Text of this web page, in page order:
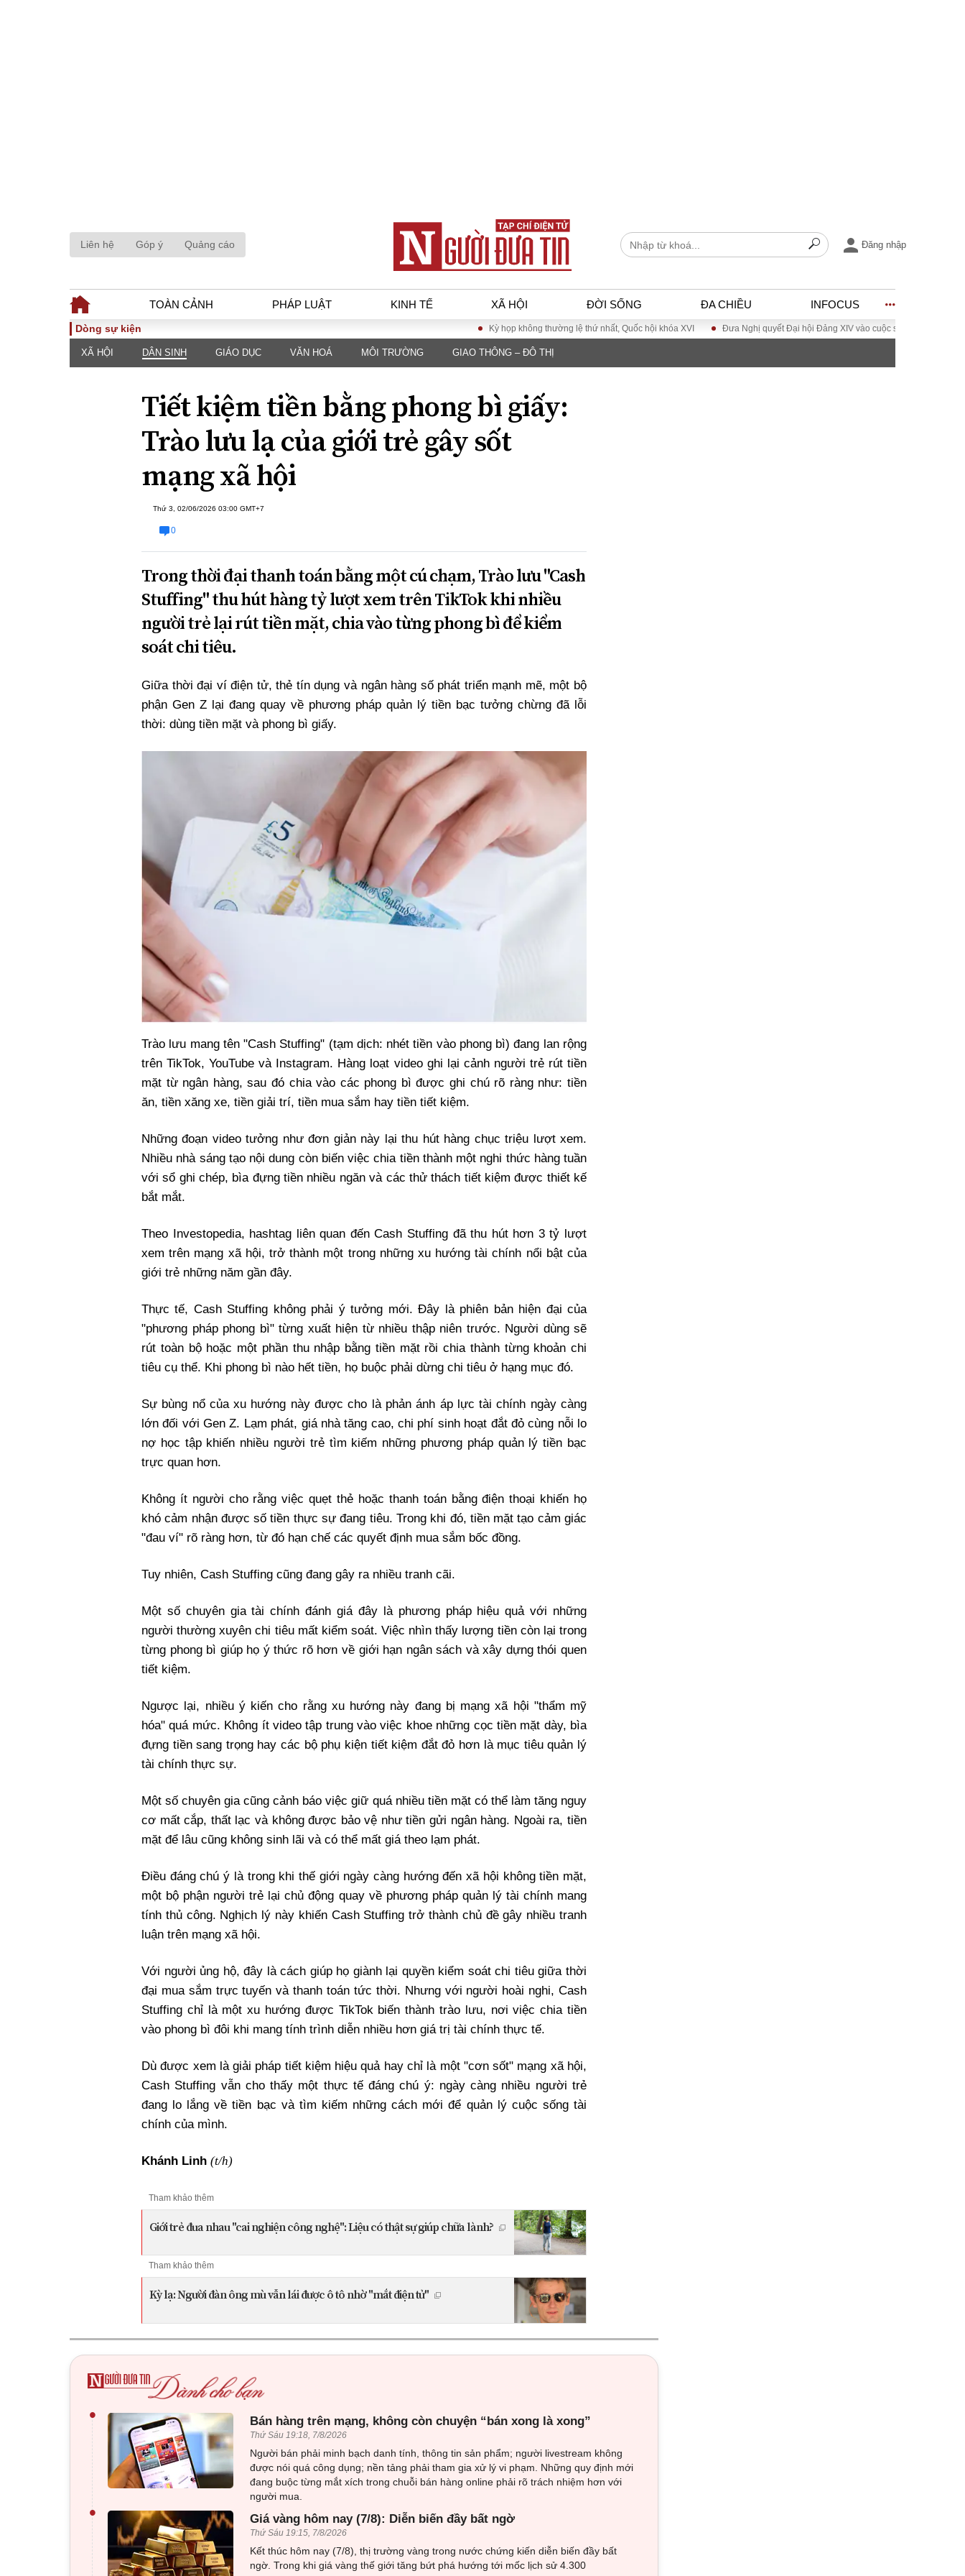
Liên hệ Góp ý Quảng cáo Đăng nhập
TOÀN CẢNH PHÁP LUẬT KINH TẾ XÃ HỘI ĐỜI SỐNG ĐA CHIỀU INFOCUS
TOÀN CẢNH
Chính sách
Đối thoại
PHÁP LUẬT
luật
Góc nhìn luật gia
Hồ sơ điều tra
Tiếng nói công dân
An ninh - Hình sự
KINH TẾ
Tài chính - Ngân
hàng
Kinh tế vĩ mô
Hồ sơ doanh
ĐA CHIỀU
Quan điểm
Xi nhan Trái Phải
INFOCUS
Dòng sự kiện Kỳ họp không thường lệ thứ nhất, Quốc hội khóa XVI Đưa Nghị quyết Đại hội Đảng XIV vào cuộc sống
XÃ HỘI DÂN SINH GIÁO DỤC VĂN HOÁ MÔI TRƯỜNG GIAO THÔNG – ĐÔ THỊ
Tiết kiệm tiền bằng phong bì giấy:
Trào lưu lạ của giới trẻ gây sốt
mạng xã hội
Thứ 3, 02/06/2026 03:00 GMT+7
0
Trong thời đại thanh toán bằng một cú chạm, Trào lưu "Cash
Stuffing" thu hút hàng tỷ lượt xem trên TikTok khi nhiều
người trẻ lại rút tiền mặt, chia vào từng phong bì để kiểm
soát chi tiêu.
Giữa thời đại ví điện tử, thẻ tín dụng và ngân hàng số phát triển mạnh mẽ, một bộ
phận Gen Z lại đang quay về phương pháp quản lý tiền bạc tưởng chừng đã lỗi
thời: dùng tiền mặt và phong bì giấy.
Trào lưu mang tên "Cash Stuffing" (tạm dịch: nhét tiền vào phong bì) đang lan rộng
trên TikTok, YouTube và Instagram. Hàng loạt video ghi lại cảnh người trẻ rút tiền
mặt từ ngân hàng, sau đó chia vào các phong bì được ghi chú rõ ràng như: tiền
ăn, tiền xăng xe, tiền giải trí, tiền mua sắm hay tiền tiết kiệm.
Những đoạn video tưởng như đơn giản này lại thu hút hàng chục triệu lượt xem.
Nhiều nhà sáng tạo nội dung còn biến việc chia tiền thành một nghi thức hàng tuần
với sổ ghi chép, bìa đựng tiền nhiều ngăn và các thử thách tiết kiệm được thiết kế
bắt mắt.
Theo Investopedia, hashtag liên quan đến Cash Stuffing đã thu hút hơn 3 tỷ lượt
xem trên mạng xã hội, trở thành một trong những xu hướng tài chính nổi bật của
giới trẻ những năm gần đây.
Thực tế, Cash Stuffing không phải ý tưởng mới. Đây là phiên bản hiện đại của
"phương pháp phong bì" từng xuất hiện từ nhiều thập niên trước. Người dùng sẽ
rút toàn bộ hoặc một phần thu nhập bằng tiền mặt rồi chia thành từng khoản chi
tiêu cụ thể. Khi phong bì nào hết tiền, họ buộc phải dừng chi tiêu ở hạng mục đó.
Sự bùng nổ của xu hướng này được cho là phản ánh áp lực tài chính ngày càng
lớn đối với Gen Z. Lạm phát, giá nhà tăng cao, chi phí sinh hoạt đắt đỏ cùng nỗi lo
nợ học tập khiến nhiều người trẻ tìm kiếm những phương pháp quản lý tiền bạc
trực quan hơn.
Không ít người cho rằng việc quẹt thẻ hoặc thanh toán bằng điện thoại khiến họ
khó cảm nhận được số tiền thực sự đang tiêu. Trong khi đó, tiền mặt tạo cảm giác
"đau ví" rõ ràng hơn, từ đó hạn chế các quyết định mua sắm bốc đồng.
Tuy nhiên, Cash Stuffing cũng đang gây ra nhiều tranh cãi.
Một số chuyên gia tài chính đánh giá đây là phương pháp hiệu quả với những
người thường xuyên chi tiêu mất kiểm soát. Việc nhìn thấy lượng tiền còn lại trong
từng phong bì giúp họ ý thức rõ hơn về giới hạn ngân sách và xây dựng thói quen
tiết kiệm.
Ngược lại, nhiều ý kiến cho rằng xu hướng này đang bị mạng xã hội "thẩm mỹ
hóa" quá mức. Không ít video tập trung vào việc khoe những cọc tiền mặt dày, bìa
đựng tiền sang trọng hay các bộ phụ kiện tiết kiệm đắt đỏ hơn là mục tiêu quản lý
tài chính thực sự.
Một số chuyên gia cũng cảnh báo việc giữ quá nhiều tiền mặt có thể làm tăng nguy
cơ mất cắp, thất lạc và không được bảo vệ như tiền gửi ngân hàng. Ngoài ra, tiền
mặt để lâu cũng không sinh lãi và có thể mất giá theo lạm phát.
Điều đáng chú ý là trong khi thế giới ngày càng hướng đến xã hội không tiền mặt,
một bộ phận người trẻ lại chủ động quay về phương pháp quản lý tài chính mang
tính thủ công. Nghịch lý này khiến Cash Stuffing trở thành chủ đề gây nhiều tranh
luận trên mạng xã hội.
Với người ủng hộ, đây là cách giúp họ giành lại quyền kiểm soát chi tiêu giữa thời
đại mua sắm trực tuyến và thanh toán tức thời. Nhưng với người hoài nghi, Cash
Stuffing chỉ là một xu hướng được TikTok biến thành trào lưu, nơi việc chia tiền
vào phong bì đôi khi mang tính trình diễn nhiều hơn giá trị tài chính thực tế.
Dù được xem là giải pháp tiết kiệm hiệu quả hay chỉ là một "cơn sốt" mạng xã hội,
Cash Stuffing vẫn cho thấy một thực tế đáng chú ý: ngày càng nhiều người trẻ
đang lo lắng về tiền bạc và tìm kiếm những cách mới để quản lý cuộc sống tài
chính của mình.
Khánh Linh (t/h)
Tham khảo thêm
Giới trẻ đua nhau "cai nghiện công nghệ": Liệu có thật sự giúp chữa lành?
Tham khảo thêm
Kỳ lạ: Người đàn ông mù vẫn lái được ô tô nhờ "mắt điện tử"
• Bán hàng trên mạng, không còn chuyện “bán xong là xong”
Thứ Sáu 19:18, 7/8/2026
Người bán phải minh bạch danh tính, thông tin sản phẩm; người livestream không
được nói quá công dụng; nền tảng phải tham gia xử lý vi phạm. Những quy định mới
đang buộc từng mắt xích trong chuỗi bán hàng online phải rõ trách nhiệm hơn với
người mua.
• Giá vàng hôm nay (7/8): Diễn biến đầy bất ngờ
Thứ Sáu 19:15, 7/8/2026
Kết thúc hôm nay (7/8), thị trường vàng trong nước chứng kiến diễn biến đầy bất
ngờ. Trong khi giá vàng thế giới tăng bứt phá hướng tới mốc lịch sử 4.300